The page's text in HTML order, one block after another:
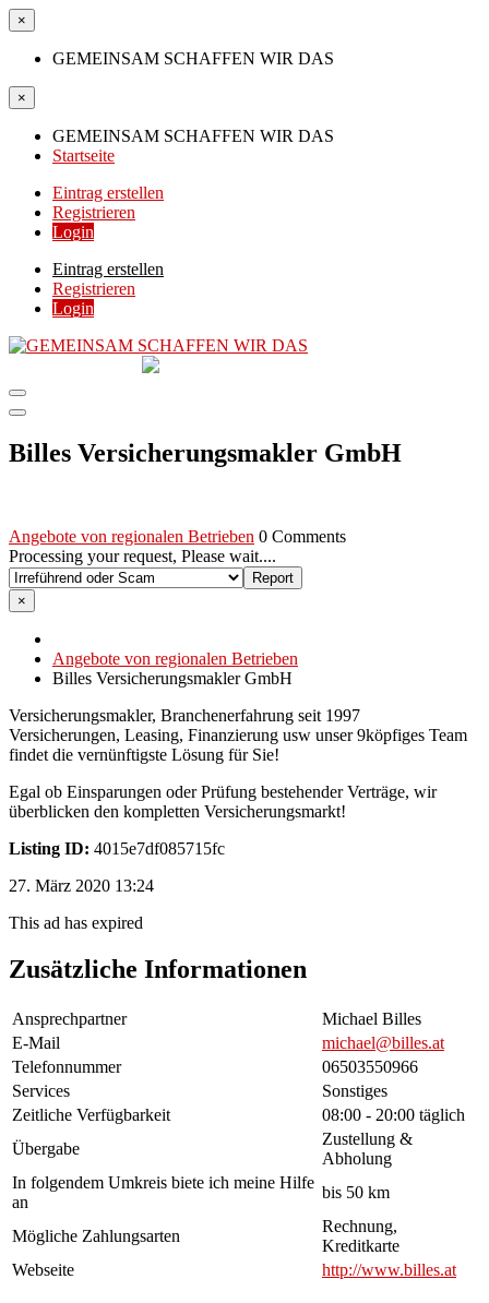
×
GEMEINSAM SCHAFFEN WIR DAS
×
GEMEINSAM SCHAFFEN WIR DAS
Startseite
Eintrag erstellen
Registrieren
Login
Eintrag erstellen
Registrieren
Login
Billes Versicherungsmakler GmbH
Angebote von regionalen Betrieben 0 Comments
Processing your request, Please wait....
×
Angebote von regionalen Betrieben
Billes Versicherungsmakler GmbH
Versicherungsmakler, Branchenerfahrung seit 1997
Versicherungen, Leasing, Finanzierung usw unser 9köpfiges Team
findet die vernünftigste Lösung für Sie!
Egal ob Einsparungen oder Prüfung bestehender Verträge, wir
überblicken den kompletten Versicherungsmarkt!
Listing ID: 4015e7df085715fc
27. März 2020 13:24
This ad has expired
Zusätzliche Informationen
Ansprechpartner
Michael Billes
E-Mail
michael@billes.at
Telefonnummer
06503550966
Services
Sonstiges
Zeitliche Verfügbarkeit
08:00 - 20:00 täglich
Übergabe
Zustellung &
Abholung
In folgendem Umkreis biete ich meine Hilfe
an
bis 50 km
Mögliche Zahlungsarten
Rechnung,
Kreditkarte
Webseite
http://www.billes.at